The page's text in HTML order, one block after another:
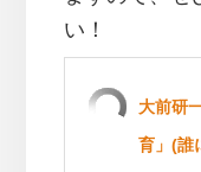
い！
大前研
育」(誰